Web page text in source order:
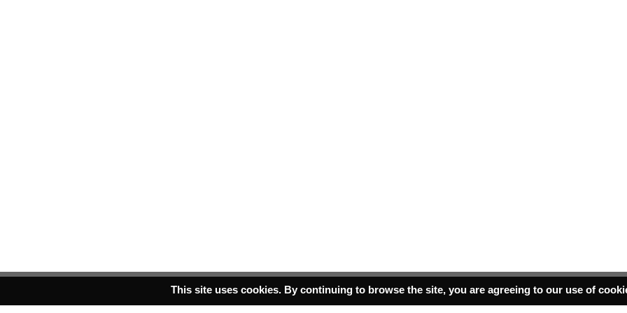
This site uses cookies. By continuing to browse the site, you are agreeing to our use of